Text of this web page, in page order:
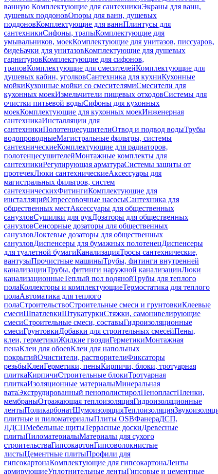
ванную Комплектующие для сантехникиЭкраны для ванн,
душевых поддоновОпоры для ванн, душевых
поддоновКомплектующие для ваннПлинтусы для
сантехникиСифоны, трапыКомплектующие для
умывальников, моекКомплектующие для унитазов, писсуаров,
бидеБачки для унитазовКомплектующие для душевых
гарнитуровКомплектующие для сифонов,
траповКомплектующие для смесителейКомплектующие для
душевых кабин, уголковСантехника для кухниКухонные
мойкиКухонные мойки со смесителямиСмесители для
кухонных моекИзмельчители пищевых отходовСистемы для
очистки питьевой водыСифоны для кухонных
моекКомплектующие для кухонных моекИнженерная
сантехникаИнсталляции для
сантехникиПолотенцесушителиОтвод и подвод водыТрубы
водопроводныеМагистральные фильтры, системы
сантехническиеКомплектующие для радиаторов,
полотенцесушителейМонтажные комплекты для
сантехникиРегулирующая арматураСистемы защиты от
протечекЛюки сантехническиеАксессуары для
магистральных фильтров, систем
сантехническихФитингиКомплектующие для
инсталляцийОпрессовочные насосыСантехника для
общественных местАксессуары для общественных
санузловСушилки для рукДозаторы для общественных
санузловСенсорные дозаторы для общественных
санузловЛоктевые дозаторы для общественных
санузловДиспенсеры для бумажных полотенецДиспенсеры
для туалетной бумагиКанализацияТросы сантехнические,
вантузыПрочистные машиныТрубы, фитинги внутренней
канализацииТрубы, фитинги наружной канализацииЛюки
канализационныеТеплый пол водянойТрубы для теплого
полаКоллекторы и комплектующиеТермостатика для теплого
полаАвтоматика для теплого
полаСтроительствоСтроительные смеси и грунтовкиКлеевые
смесиШпатлевкиШтукатуркиСтяжки, самонивелирующие
смесиСтроительные смеси, составыГидроизоляционные
смесиГрунтовкиДобавки для строительных смесейПены,
клеи, герметикиЖидкие гвоздиГерметикиМонтажная
пенаКлеи для обоевКлеи для напольных
покрытийОчистители, растворителиФиксаторы
резьбыКлеиГерметики, пеныКирпичи, блоки, тротуарная
плиткаКирпичиСтроительные блокиТротуарная
плиткаИзоляционные материалыМинеральная
ватаЭкструдированный пенополистиролПенопластПленки,
мембраныОтражающая теплоизоляцияГидроизоляционные
лентыПоликарбонатШумоизоляцияТеплоизоляция
плитные и пиломатериалыПлиты OSBФанераДСП,
ЛДСПМебельные щитыТеррасные доскиДревесные
плитыПиломатериалыМатериалы для сухого
строительстваГипсокартонГипсоволокнистые
листыЦементные плитыПрофили для
гипсокартонаКомплектующие для гипсокартонаЛенты
армирующиеУплотнительные лентыГипсовые и цементные